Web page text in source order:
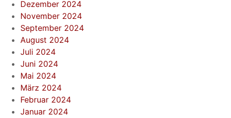
Dezember 2024
November 2024
September 2024
August 2024
Juli 2024
Juni 2024
Mai 2024
März 2024
Februar 2024
Januar 2024